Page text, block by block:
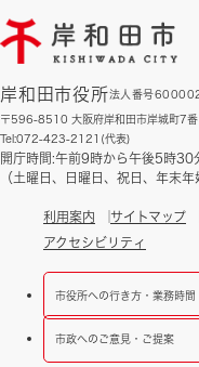
岸和田市役所法人番号
〒596-8510 大阪府岸和田市岸城町7
Tel:072-423-2121(代表)
開庁時間:午前9時から午後5時30
（土曜日、日曜日、祝日、年末年
利用案内 サイトマップ
アクセシビリティ
市役所への行き方・業務時間
市政へのご意見・ご提案